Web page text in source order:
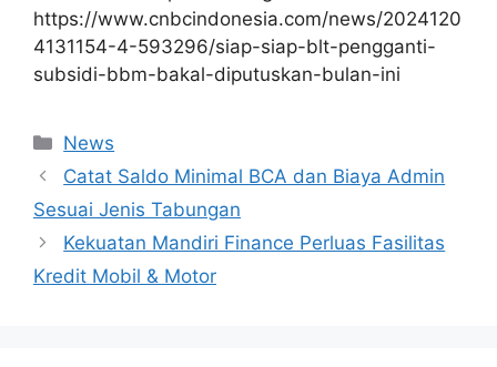
https://www.cnbcindonesia.com/news/2024120
4131154-4-593296/siap-siap-blt-pengganti-
subsidi-bbm-bakal-diputuskan-bulan-ini
Kategori
News
Catat Saldo Minimal BCA dan Biaya Admin
Sesuai Jenis Tabungan
Kekuatan Mandiri Finance Perluas Fasilitas
Kredit Mobil & Motor